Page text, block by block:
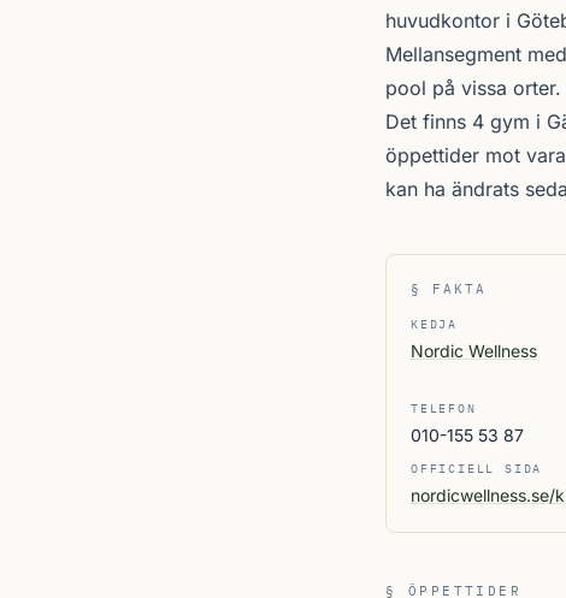
huvudkontor i
Mellansegment
pool på vissa
Det finns 4 gym i
öppettider mot
kan ha ändrats
§ FAKTA
KEDJA
Nordic Wellness
TELEFON
010-155 53 87
OFFICIELL SIDA
§ ÖPPETTIDER